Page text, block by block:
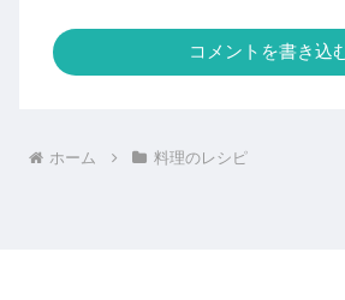
コメントを書き込
ホーム 料理のレシピ